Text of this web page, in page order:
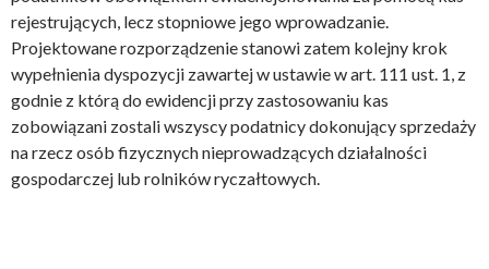
rejestrujących, lecz stopniowe jego wprowadzanie.
Projektowane rozporządzenie stanowi zatem kolejny krok
wypełnienia dyspozycji zawartej w ustawie w art. 111 ust. 1, z
godnie z którą do ewidencji przy zastosowaniu kas
zobowiązani zostali wszyscy podatnicy dokonujący sprzedaży
na rzecz osób fizycznych nieprowadzących działalności
gospodarczej lub rolników ryczałtowych.